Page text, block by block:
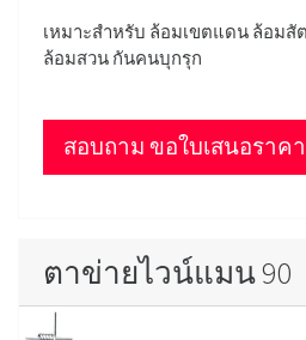
เหมาะสำหรับ ล้อมเขตแดน ล้อม
ล้อมสวน กันคนบุกรุก
สอบถาม ขอใบเสนอราคา
ตาข่ายไวน์แมน 90